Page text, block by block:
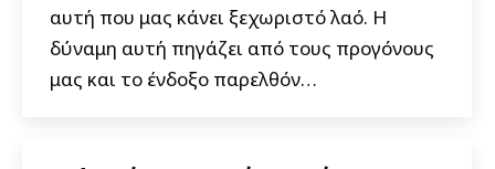
αυτή που μας κάνει ξεχωριστό λαό. Η
δύναμη αυτή πηγάζει από τους προγόνους
μας και το ένδοξο παρελθόν…